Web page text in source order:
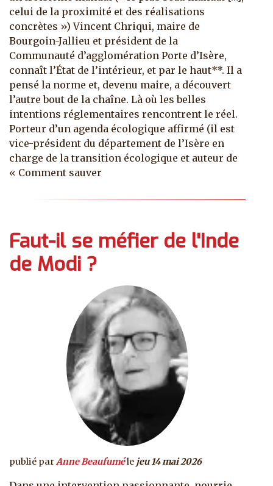
celui de la proximité et des réalisations
concrètes ») Vincent Chriqui, maire de
Bourgoin-Jallieu et président de la
Communauté d’agglomération Porte d’Isère,
connaît l’État de l’intérieur, et par le haut**. Il a
pensé la norme et, devenu maire, a découvert
l’autre bout de la chaîne. Là où les belles
intentions réglementaires rencontrent le réel.
Porteur d’un agenda écologique affirmé (il est
vice-président du département de l’Isère en
charge de la transition écologique et auteur de
« Comment sauver
Faut-il se méfier de l'Inde
de Modi ?
publié parAnne Beaufuméle jeu 14 mai 2026